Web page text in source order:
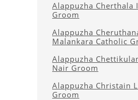
Alappuzha Cherthala
Groom
Alappuzha
Malankara Catholic
Alappuzha
Nair Groom
Alappuzha Christain
Groom